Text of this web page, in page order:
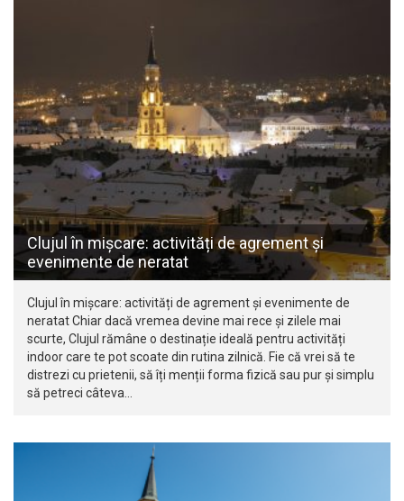
Clujul în mișcare: activități de agrement și
evenimente de neratat
Clujul în mișcare: activități de agrement și evenimente de
neratat Chiar dacă vremea devine mai rece și zilele mai
scurte, Clujul rămâne o destinație ideală pentru activități
indoor care te pot scoate din rutina zilnică. Fie că vrei să te
distrezi cu prietenii, să îți menții forma fizică sau pur și simplu
să petreci câteva…